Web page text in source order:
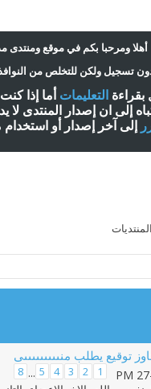
أهلا ومرحبا بكم في موقع ومنتدى
تسجيل ولكن للتخلص من
بقراءة التعليمات ما إذا
إلى ان إصدار المنتدى لا
إلى آخر إصدار أو
توقيع يطلب منىىىىىىىىىى
1
2
3
4
5
...
8